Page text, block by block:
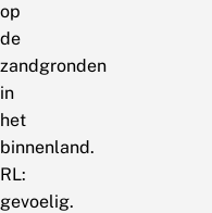
op
de
zandgronden
in
het
binnenland.
RL:
gevoelig.